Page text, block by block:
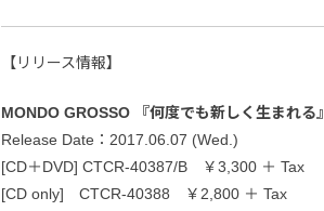
【リリース情報】
MONDO GROSSO 『何度でも新しく生まれる』
Release Date：2017.06.07 (Wed.)
[CD＋DVD] CTCR-40387/B ￥3,300 ＋ Tax
[CD only] CTCR-40388 ￥2,800 ＋ Tax